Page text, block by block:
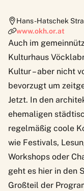
Hans-Hatschek
www.okh.or.at
Auch im
Kulturhaus
Kultur – aber nicht
bevorzugt um
Jetzt. In den
ehemaligen
regelmäßig coole
wie Festivals,
Workshops oder
geht es hier in den
Großteil der